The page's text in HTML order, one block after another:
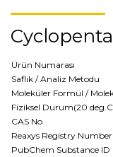
Ürün Numarası
Saflık / Analiz Metodu
Moleküler Formül /
Fiziksel Durum(20
CAS No
Reaxys Registry Number
PubChem Substance ID